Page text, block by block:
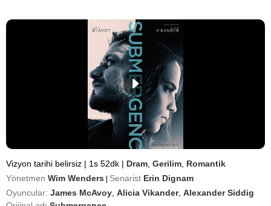
Vizyon tarihi belirsiz | 1s 52dk | Dram Gerilim Romantik
Yönetmen Wim Wenders Senarist Erin Dignam
Oyuncular: James McAvoy Alicia Vikander, Alexander Siddig